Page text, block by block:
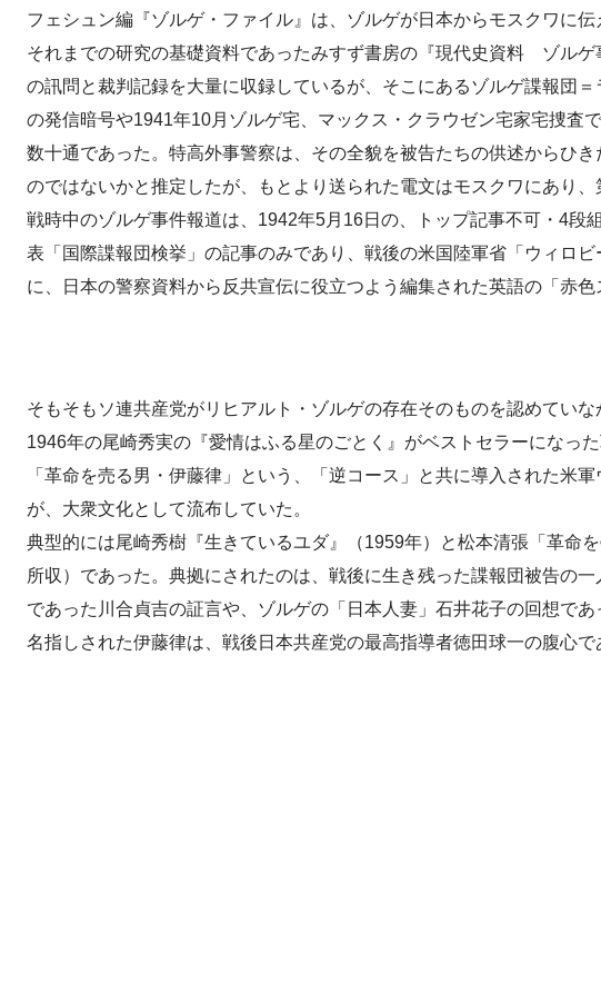
フェシュン編『ゾルゲ・ファイル』は、ゾルゲが日本からモスクワに
それまでの研究の基礎資料であったみすず書房の『現代史資料 ゾル
の訊問と裁判記録を大量に収録しているが、そこにあるゾルゲ諜報団
の発信暗号や1941年10月ゾルゲ宅、マックス・クラウゼン宅家宅捜査
数十通であった。特高外事警察は、その全貌を被告たちの供述からひ
のではないかと推定したが、もとより送られた電文はモスクワにあり、
戦時中のゾルゲ事件報道は、1942年5月16日の、トップ記事不可・4段
表「国際諜報団検挙」の記事のみであり、戦後の米国陸軍省「ウィロ
に、日本の警察資料から反共宣伝に役立つよう編集された英語の「赤色
そもそもソ連共産党がリヒアルト・ゾルゲの存在そのものを認めてい
1946年の尾崎秀実の『愛情はふる星のごとく』がベストセラーになっ
「革命を売る男・伊藤律」という、「逆コース」と共に導入された米
が、大衆文化として流布していた。
典型的には尾崎秀樹『生きているユダ』（1959年）と松本清張「革命
所収）であった。典拠にされたのは、戦後に生き残った諜報団被告の
であった川合貞吉の証言や、ゾルゲの「日本人妻」石井花子の回想で
名指しされた伊藤律は、戦後日本共産党の最高指導者徳田球一の腹心